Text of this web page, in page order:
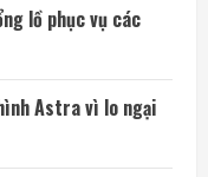
lồ phục vụ các
Astra vì lo ngại